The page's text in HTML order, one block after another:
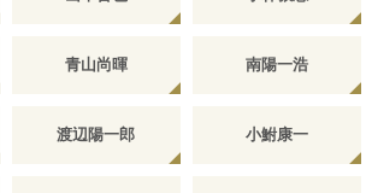
青山尚暉 南陽一浩
渡辺陽一郎 小鮒康一